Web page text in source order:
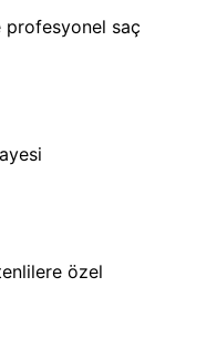
profesyonel saç
özel